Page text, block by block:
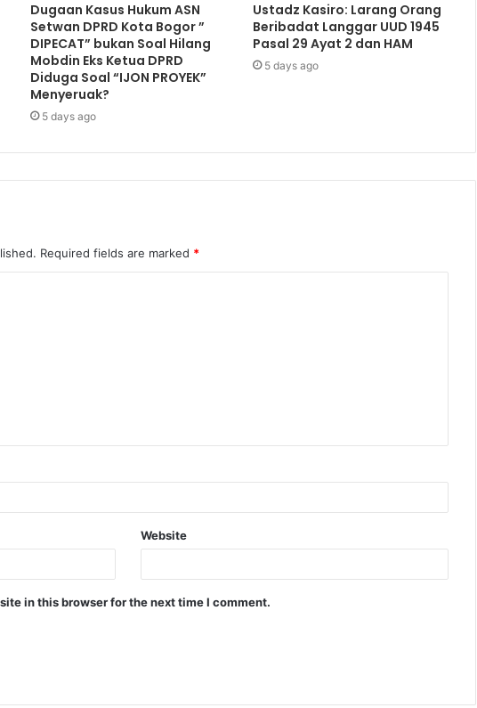
Dugaan Kasus Hukum ASN
Setwan DPRD Kota Bogor ”
DIPECAT” bukan Soal Hilang
Mobdin Eks Ketua DPRD
Diduga Soal “IJON PROYEK”
Menyeruak?
5 days ago
Ustadz Kasiro: Larang Orang
Beribadat Langgar UUD 1945
Pasal 29 Ayat 2 dan HAM
5 days ago
Required fields are marked *
Website
in this browser for the next time I comment.